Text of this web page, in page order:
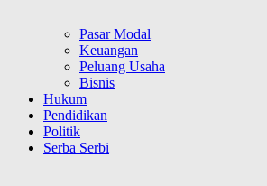
Pasar Modal
Keuangan
Peluang Usaha
Bisnis
Hukum
Pendidikan
Politik
Serba Serbi